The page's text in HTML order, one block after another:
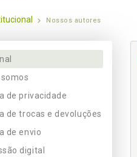
Nossos autores
de privacidade
de trocas e devoluções
de envio
digital